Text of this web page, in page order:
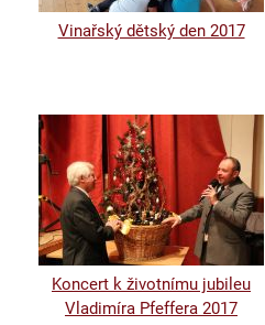
Vinařský dětský den 2017
Koncert k životnímu jubileu
Vladimíra Pfeffera 2017